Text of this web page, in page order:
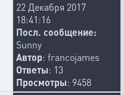
22 Декабря 2017
18:41:16
Посл. сообщение:
Sunny
Автор: francojames
Ответы: 13
Просмотры: 9458